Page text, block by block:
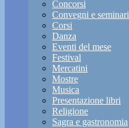
Concorsi
Convegni e seminari
Corsi
Danza
Eventi del mese
Festival
Mercatini
Mostre
Musica
Presentazione libri
Religione
Sagra e gastronomia